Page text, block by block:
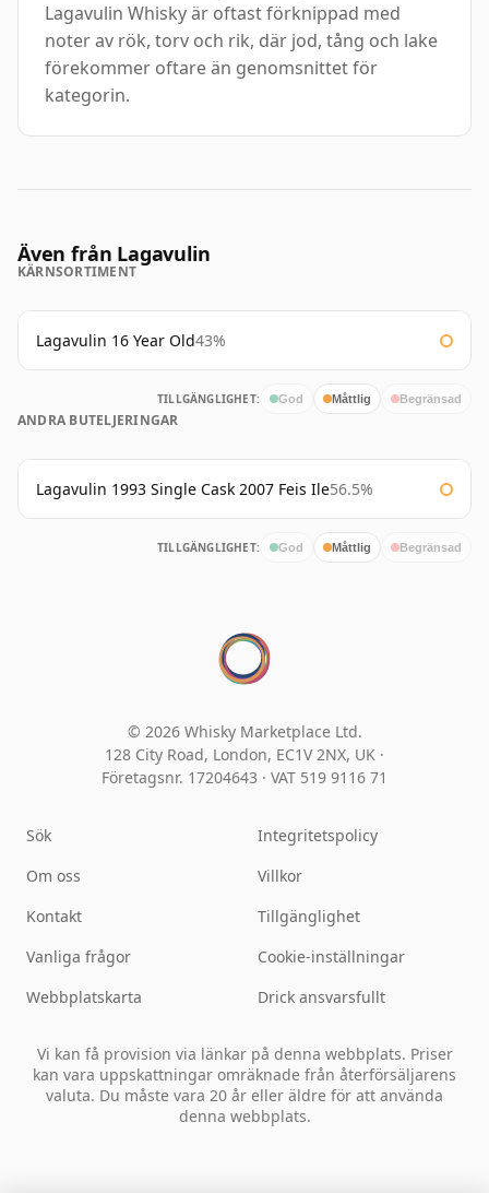
Lagavulin Whisky är oftast förknippad med
noter av rök, torv och rik, där jod, tång och lake
förekommer oftare än genomsnittet för
kategorin.
Även från Lagavulin
KÄRNSORTIMENT
Lagavulin 16 Year Old43%
TILLGÄNGLIGHET: God Måttlig Begränsad
ANDRA BUTELJERINGAR
Lagavulin 1993 Single Cask 2007 Feis Ile56.5%
TILLGÄNGLIGHET: God Måttlig Begränsad
© 2026 Whisky Marketplace Ltd.
128 City Road, London, EC1V 2NX, UK ·
Företagsnr. 17204643 · VAT 519 9116 71
Sök
Om oss
Kontakt
Vanliga frågor
Webbplatskarta
Integritetspolicy
Villkor
Tillgänglighet
Cookie-inställningar
Drick ansvarsfullt
Vi kan få provision via länkar på denna webbplats. Priser
kan vara uppskattningar omräknade från återförsäljarens
valuta. Du måste vara 20 år eller äldre för att använda
denna webbplats.